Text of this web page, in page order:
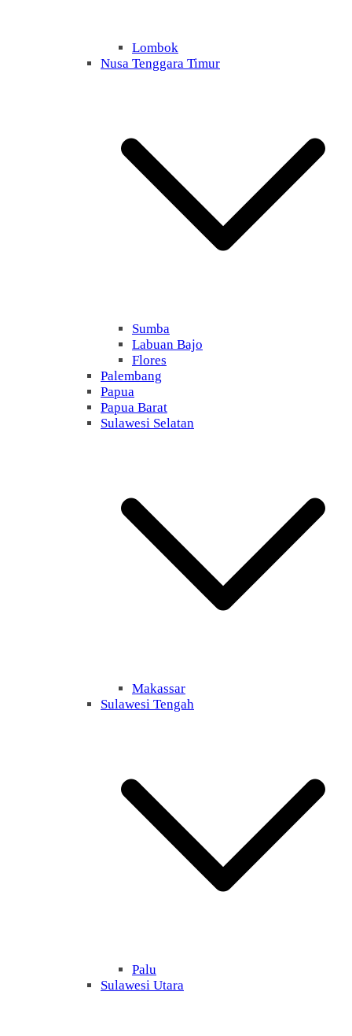
Lombok
Nusa Tenggara Timur
Sumba
Labuan Bajo
Flores
Palembang
Papua
Papua Barat
Sulawesi Selatan
Makassar
Sulawesi Tengah
Palu
Sulawesi Utara